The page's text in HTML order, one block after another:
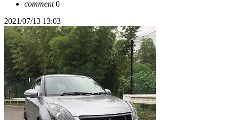
comment0
2021/07/13 13:03